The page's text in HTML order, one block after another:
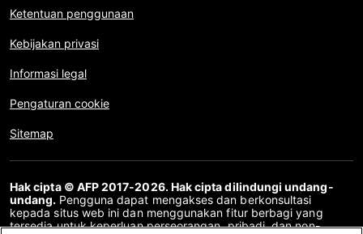
Ketentuan penggunaan
Kebijakan privasi
Informasi legal
Pengaturan cookie
Sitemap
Hak cipta © AFP 2017-2026. Hak cipta dilindungi undang-
undang. Pengguna dapat mengakses dan berkonsultasi
kepada situs web ini dan menggunakan fitur berbagi yang
tersedia untuk keperluan perseorangan, pribadi, dan non-